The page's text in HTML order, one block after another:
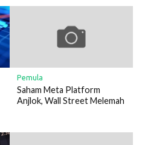
Pemula
Saham Meta Platform
Anjlok, Wall Street Melemah